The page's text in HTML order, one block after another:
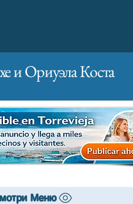
и Ориуэла Коста
Меню